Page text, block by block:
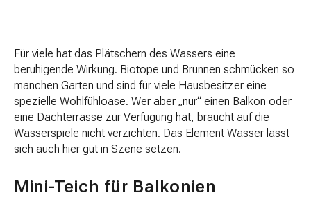
Für viele hat das Plätschern des Wassers eine
beruhigende Wirkung. Biotope und Brunnen schmücken so
manchen Garten und sind für viele Hausbesitzer eine
spezielle Wohlfühloase. Wer aber „nur“ einen Balkon oder
eine Dachterrasse zur Verfügung hat, braucht auf die
Wasserspiele nicht verzichten. Das Element Wasser lässt
sich auch hier gut in Szene setzen.
Mini-Teich für Balkonien